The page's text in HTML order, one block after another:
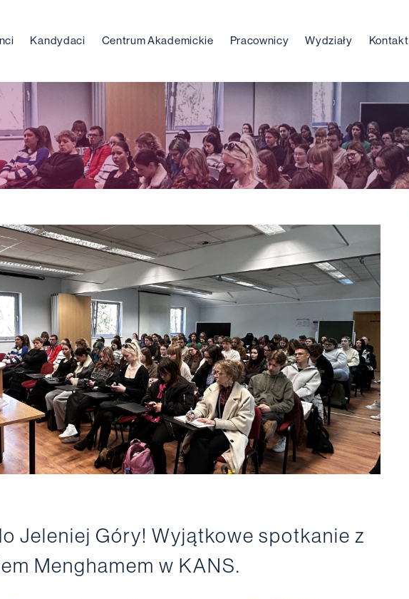
Kandydaci Centrum Akademickie Pracownicy Wydziały Kontakt
Jeleniej Góry! Wyjątkowe spotkanie z
Menghamem w KANS.